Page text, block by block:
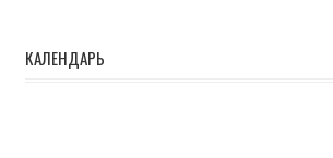
КАЛЕНДАРЬ